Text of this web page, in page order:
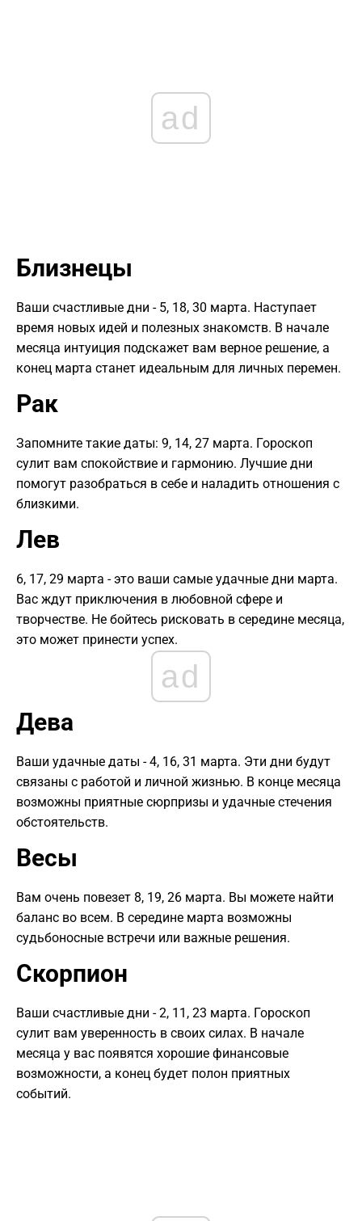
ad
Близнецы
Ваши счастливые дни - 5, 18, 30 марта. Наступает
время новых идей и полезных знакомств. В начале
месяца интуиция подскажет вам верное решение, а
конец марта станет идеальным для личных перемен.
Рак
Запомните такие даты: 9, 14, 27 марта. Гороскоп
сулит вам спокойствие и гармонию. Лучшие дни
помогут разобраться в себе и наладить отношения с
близкими.
Лев
6, 17, 29 марта - это ваши самые удачные дни марта.
Вас ждут приключения в любовной сфере и
творчестве. Не бойтесь рисковать в середине месяца,
это может принести успех.
ad
Дева
Ваши удачные даты - 4, 16, 31 марта. Эти дни будут
связаны с работой и личной жизнью. В конце месяца
возможны приятные сюрпризы и удачные стечения
обстоятельств.
Весы
Вам очень повезет 8, 19, 26 марта. Вы можете найти
баланс во всем. В середине марта возможны
судьбоносные встречи или важные решения.
Скорпион
Ваши счастливые дни - 2, 11, 23 марта. Гороскоп
сулит вам уверенность в своих силах. В начале
месяца у вас появятся хорошие финансовые
возможности, а конец будет полон приятных
событий.